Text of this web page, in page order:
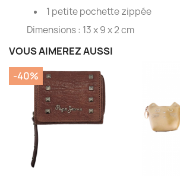
1 petite pochette zippée
Dimensions : 13 x 9 x 2 cm
VOUS AIMEREZ AUSSI
-40%